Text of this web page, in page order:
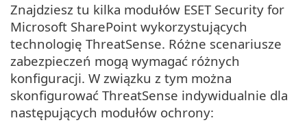
Znajdziesz tu kilka modułów ESET Security for
Microsoft SharePoint wykorzystujących
technologię ThreatSense. Różne scenariusze
zabezpieczeń mogą wymagać różnych
konfiguracji. W związku z tym można
skonfigurować ThreatSense indywidualnie dla
następujących modułów ochrony: